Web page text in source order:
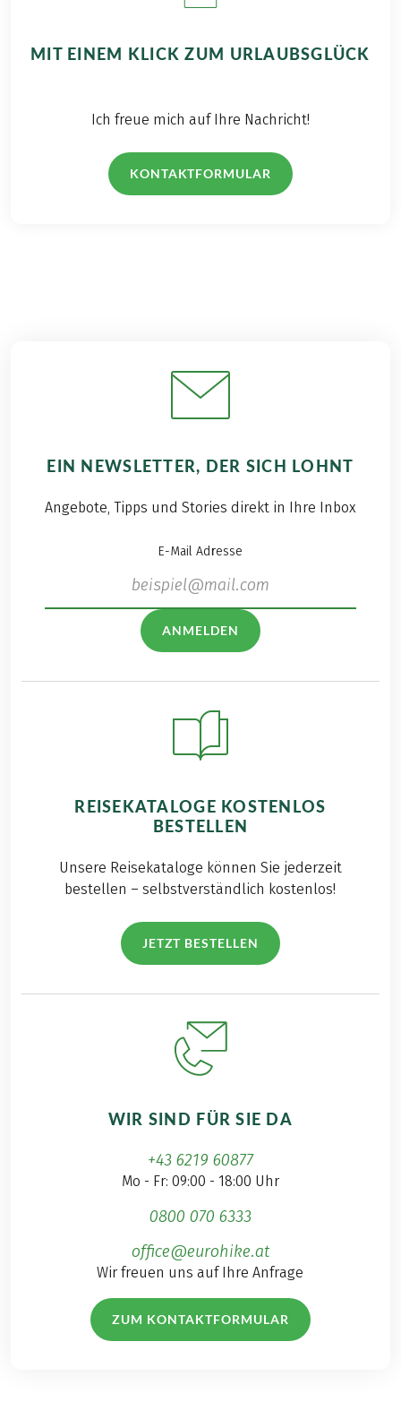
MIT EINEM KLICK ZUM URLAUBSGLÜCK
Ich freue mich auf Ihre Nachricht!
KONTAKTFORMULAR
EIN NEWSLETTER, DER SICH LOHNT
Angebote, Tipps und Stories direkt in Ihre Inbox
E-Mail Adresse
ANMELDEN
REISEKATALOGE KOSTENLOS
BESTELLEN
Unsere Reisekataloge können Sie jederzeit
bestellen – selbstverständlich kostenlos!
JETZT BESTELLEN
WIR SIND FÜR SIE DA
+43 6219 60877
Mo - Fr: 09:00 - 18:00 Uhr
0800 070 6333
office@eurohike.at
Wir freuen uns auf Ihre Anfrage
ZUM KONTAKTFORMULAR